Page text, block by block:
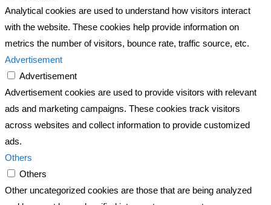
Analytical cookies are used to understand how visitors interact
with the website. These cookies help provide information on
metrics the number of visitors, bounce rate, traffic source, etc.
Advertisement
Advertisement
Advertisement cookies are used to provide visitors with relevant
ads and marketing campaigns. These cookies track visitors
across websites and collect information to provide customized
ads.
Others
Others
Other uncategorized cookies are those that are being analyzed